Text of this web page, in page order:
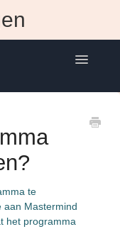
Toggle
te
aan Mastermind
het programma